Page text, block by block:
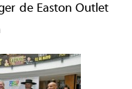
de Easton Outlet